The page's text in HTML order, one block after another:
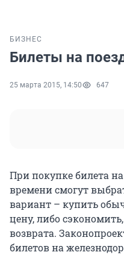
БИЗНЕС
Билеты на
25 марта 2015, 14:50 647
При покупке билета
времени смогут
вариант – купить
цену, либо
возврата.
билетов на